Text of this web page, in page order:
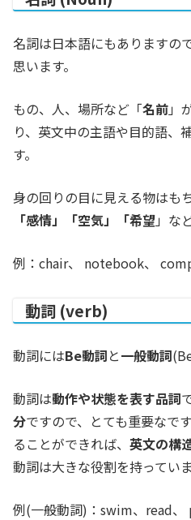
名詞は日本語にもありますの
思います。
もの、人、場所など「名前」
り、英文中の主語や目的語、
す。
身の回りの目に見える物はも
「感情」「空気」「希望」 な
例：chair、 notebook、
動詞 (verb)
動詞にはBe動詞と一般動詞
動詞は動作や状態を表す品詞
分ですので、とても重要なで
ることができれば、 英文の構
動詞は大きな役割を持っていま
例(一般動詞)：swim、read